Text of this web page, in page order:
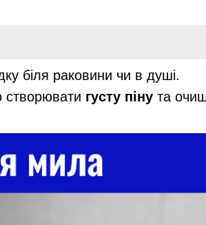
біля раковини чи в душі.
створювати густу піну та